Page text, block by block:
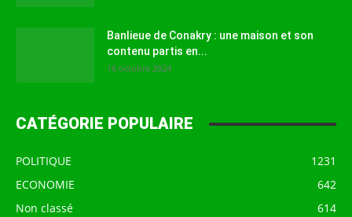
Banlieue de Conakry : une maison et son
contenu partis en...
16 octobre 2024
CATÉGORIE POPULAIRE
POLITIQUE
1231
ECONOMIE
642
Non classé
614